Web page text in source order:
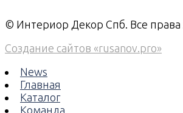
© Интериор Декор Спб. Все
Создание сайтов «rusanov.pro»
News
Главная
Каталог
Команда